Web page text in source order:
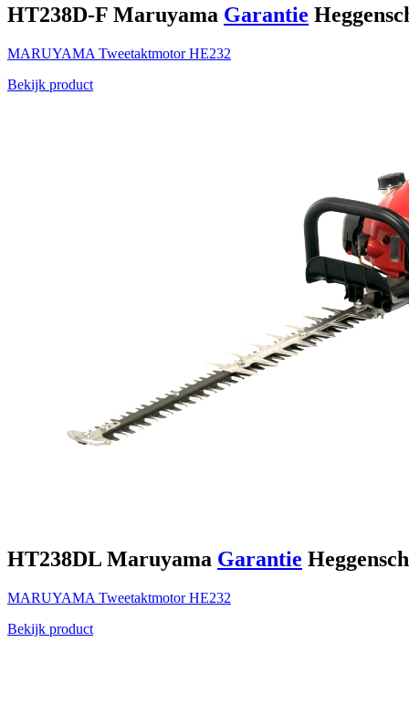
HT238D-F Maruyama Garantie
MARUYAMA TweetaktmotorHE232
Bekijk product
HT238DL Maruyama Garantie
MARUYAMA TweetaktmotorHE232
Bekijk product